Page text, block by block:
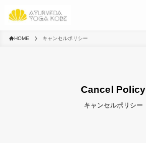
HOME キャンセルポリシー
Cancel Policy
キャンセルポリシー